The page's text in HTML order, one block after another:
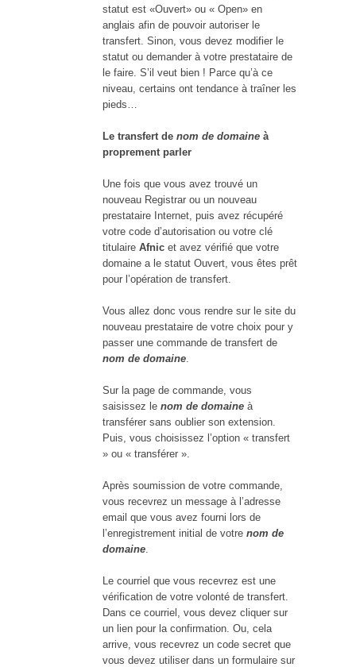
statut est «Ouvert» ou « Open» en
anglais afin de pouvoir autoriser le
transfert. Sinon, vous devez modifier le
statut ou demander à votre prestataire de
le faire. S’il veut bien ! Parce qu’à ce
niveau, certains ont tendance à traîner les
pieds…
Le transfert de nom de domaine à
proprement parler
Une fois que vous avez trouvé un
nouveau Registrar ou un nouveau
prestataire Internet, puis avez récupéré
votre code d’autorisation ou votre clé
titulaire Afnic et avez vérifié que votre
domaine a le statut Ouvert, vous êtes prêt
pour l’opération de transfert.
Vous allez donc vous rendre sur le site du
nouveau prestataire de votre choix pour y
passer une commande de transfert de
nom de domaine
Sur la page de commande, vous
saisissez le nom de domaine à
transférer sans oublier son extension.
Puis, vous choisissez l’option « transfert
» ou « transférer ».
Après soumission de votre commande,
vous recevrez un message à l’adresse
email que vous avez fourni lors de
l’enregistrement initial de votre nom de
domaine
Le courriel que vous recevrez est une
vérification de votre volonté de transfert.
Dans ce courriel, vous devez cliquer sur
un lien pour la confirmation. Ou, cela
arrive, vous recevrez un code secret que
vous devez utiliser dans un formulaire sur